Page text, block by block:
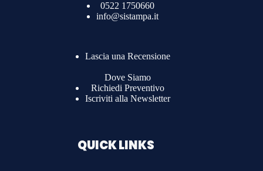
0522 1750660
info@sistampa.it
Lascia una Recensione
Dove Siamo
Richiedi Preventivo
Iscriviti alla Newsletter
QUICK LINKS